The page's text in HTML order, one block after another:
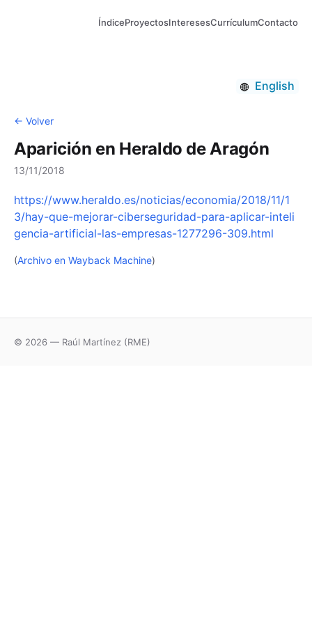
ÍndiceProyectosInteresesCurrículumContacto
English
← Volver
Aparición en Heraldo de Aragón
13/11/2018
https://www.heraldo.es/noticias/economia/2018/11/1
3/hay-que-mejorar-ciberseguridad-para-aplicar-inteli
gencia-artificial-las-empresas-1277296-309.html
(Archivo en Wayback Machine)
© 2026 — Raúl Martínez (RME)